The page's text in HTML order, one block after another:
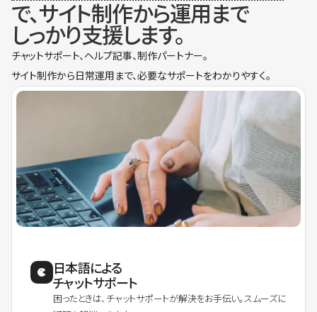
で、サイト制作から運用まで
しっかり支援します。
チャットサポート、ヘルプ記事、制作パートナー。
サイト制作から日常運用まで、必要なサポートをわかりやすく。
日本語による
チャットサポート
困ったときは、チャットサポートが解決をお手伝い。スムーズに